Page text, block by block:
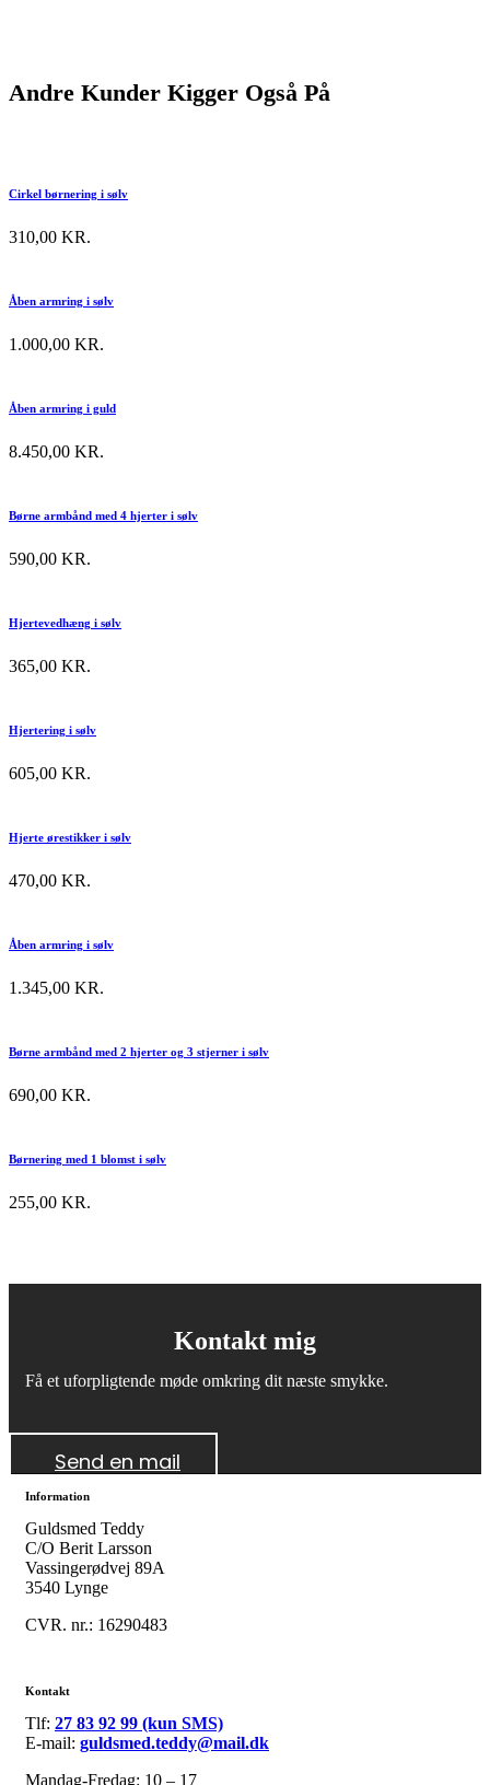
Andre Kunder Kigger Også På
Cirkel børnering i sølv
310,00 KR.
Åben armring i sølv
1.000,00 KR.
Åben armring i guld
8.450,00 KR.
Børne armbånd med 4 hjerter i sølv
590,00 KR.
Hjertevedhæng i sølv
365,00 KR.
Hjertering i sølv
605,00 KR.
Hjerte ørestikker i sølv
470,00 KR.
Åben armring i sølv
1.345,00 KR.
Børne armbånd med 2 hjerter og 3 stjerner i sølv
690,00 KR.
Børnering med 1 blomst i sølv
255,00 KR.
Kontakt mig
Få et uforpligtende møde omkring dit næste smykke.
Send en mail
Information
Guldsmed Teddy
C/O Berit Larsson
Vassingerødvej 89A
3540 Lynge
CVR. nr.: 16290483
Kontakt
Tlf: 27 83 92 99 (kun SMS)
E-mail: guldsmed.teddy@mail.dk
Mandag-Fredag: 10 – 17